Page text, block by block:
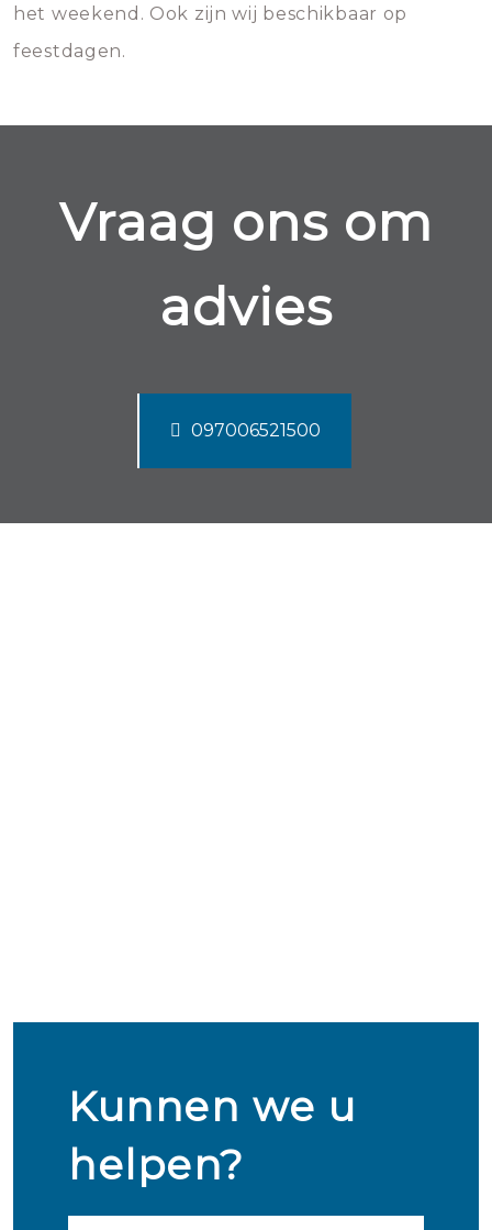
het weekend. Ook zijn wij beschikbaar op
feestdagen.
Vraag ons om
advies
097006521500
Kunnen we u
helpen?